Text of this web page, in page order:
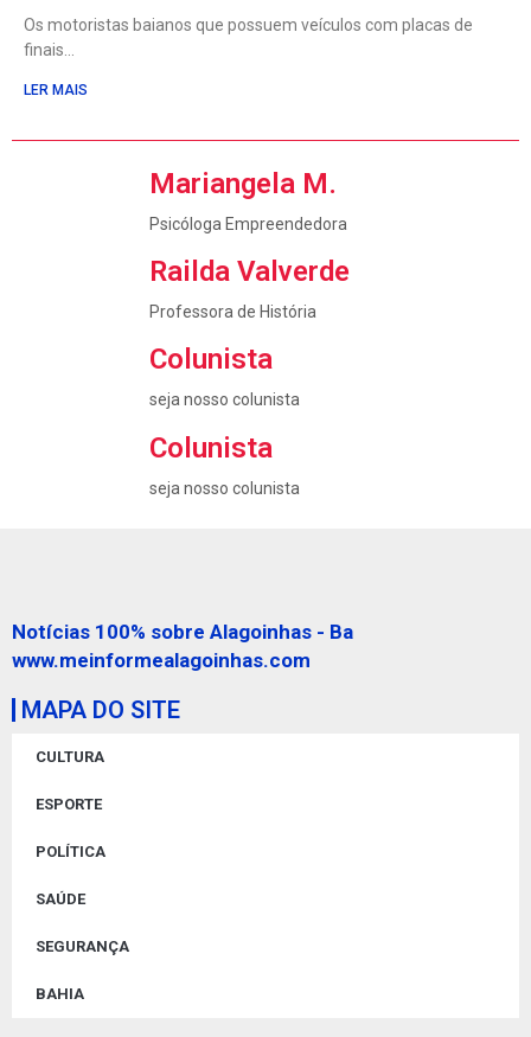
Os motoristas baianos que possuem veículos com placas de
finais
LER MAIS
Mariangela M.
Psicóloga Empreendedora
Railda Valverde
Professora de História
Colunista
seja nosso colunista
Colunista
seja nosso colunista
Notícias 100% sobre Alagoinhas - Ba
www.meinformealagoinhas.com
MAPA DO SITE
CULTURA
ESPORTE
POLÍTICA
SAÚDE
SEGURANÇA
BAHIA